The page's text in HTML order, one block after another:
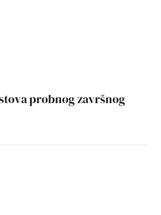
probnog završnog